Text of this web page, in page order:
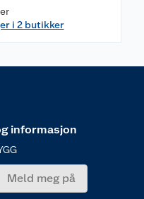
i 2 butikker
informasjon
Meld meg på